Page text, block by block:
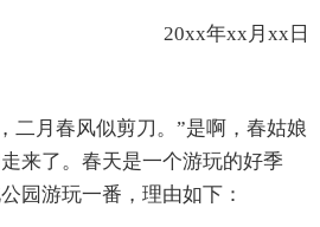
20xx年xx月xx日
二月春风似剪刀。”是啊，春姑娘
来了。春天是一个游玩的好季
园游玩一番，理由如下：